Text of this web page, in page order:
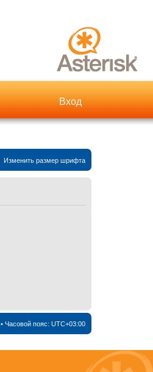
Вход
Изменить размер шрифта
• Часовой пояс:UTC+03:00